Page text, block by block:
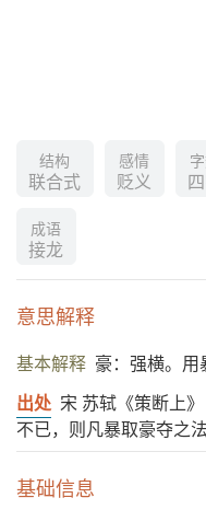
结构
联合式
感情
贬义
成语
接龙
意思解释
基本解释 豪：强横。用
出处 宋 苏轼《策断上
不已，则凡暴取豪夺之
基础信息